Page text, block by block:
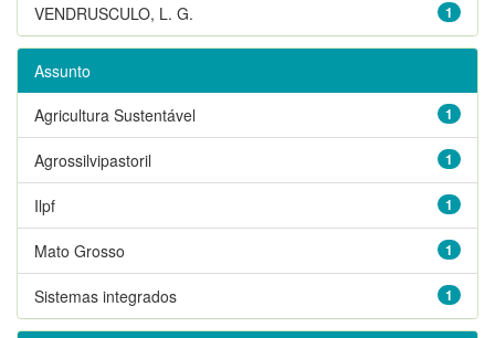
1
VENDRUSCULO, L. G.
Assunto
1
Agricultura Sustentável
1
Agrossilvipastoril
1
Ilpf
1
Mato Grosso
1
Sistemas integrados